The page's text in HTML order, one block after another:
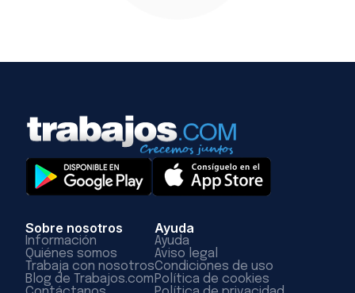
Sobre nosotros
Información
Quiénes somos
Trabaja con nosotros
Blog de Trabajos.com
Ayuda
Ayuda
Aviso legal
Condiciones de uso
Política de cookies